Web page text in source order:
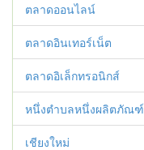
ตลาดออนไลน์
ตลาดอินเทอร์เน็ต
ตลาดอิเล็กทรอนิกส์
หนึ่งตำบลหนึ่งผลิตภัณฑ์
เชียงใหม่